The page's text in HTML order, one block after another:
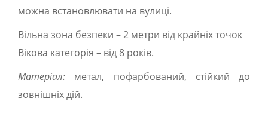
можна встановлювати на вулиці.
Вільна зона безпеки – 2 метри від крайніх точок
Вікова категорія – від 8 років.
Матеріал: метал, пофарбований, стійкий до
зовнішніх дій.